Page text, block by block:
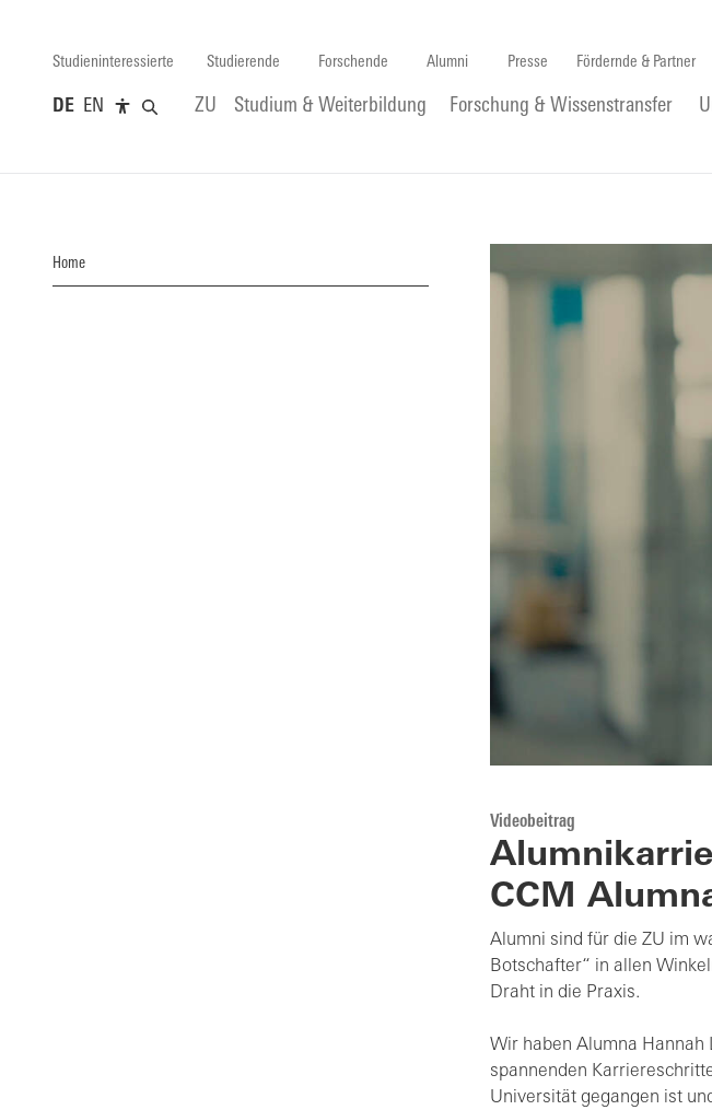
Studieninteressierte Studierende Forschende Alumni Presse Fördernde & Partner
DE EN ZU Studium & Weiterbildung Forschung & Wissenstransfer
Home
Videobeitrag
CCM
Alumni sind für die ZU im
Botschafter“ in allen
Draht in die Praxis.
Wir haben Alumna
spannenden
Universität gegangen ist